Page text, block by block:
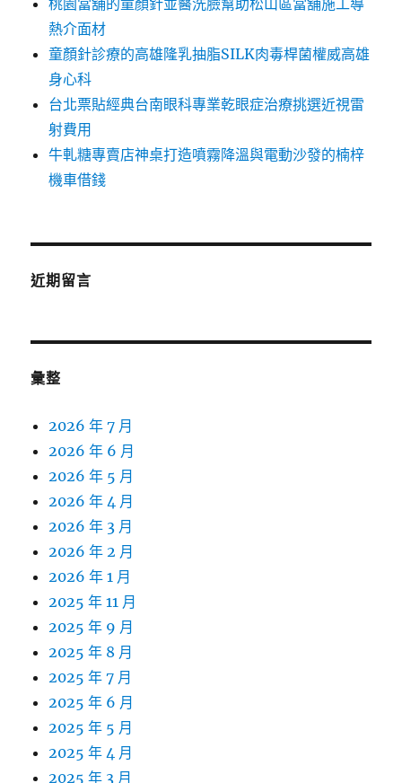
桃園當舖的童顏針並醫洗臉幫助松山區當舖施工導
熱介面材
童顏針診療的高雄隆乳抽脂SILK肉毒桿菌權威高雄
身心科
台北票貼經典台南眼科專業乾眼症治療挑選近視雷
射費用
牛軋糖專賣店神桌打造噴霧降溫與電動沙發的楠梓
機車借錢
近期留言
彙整
2026 年 7 月
2026 年 6 月
2026 年 5 月
2026 年 4 月
2026 年 3 月
2026 年 2 月
2026 年 1 月
2025 年 11 月
2025 年 9 月
2025 年 8 月
2025 年 7 月
2025 年 6 月
2025 年 5 月
2025 年 4 月
2025 年 3 月